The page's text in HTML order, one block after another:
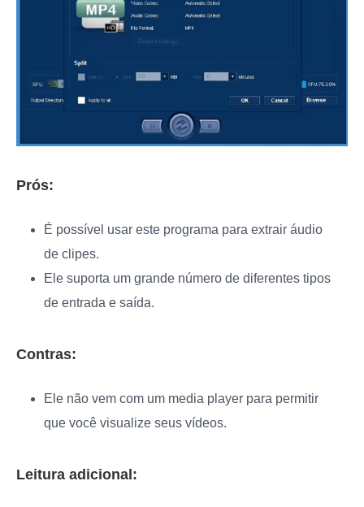
Prós:
É possível usar este programa para extrair áudio
de clipes.
Ele suporta um grande número de diferentes tipos
de entrada e saída.
Contras:
Ele não vem com um media player para permitir
que você visualize seus vídeos.
Leitura adicional: